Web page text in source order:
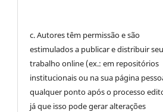
c. Autores têm permissão e são
estimulados a publicar e distribuir seu
trabalho online (ex.: em repositórios
institucionais ou na sua página
qualquer ponto após o processo
já que isso pode gerar alterações